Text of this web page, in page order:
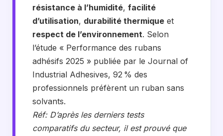
résistance à l’humidité, facilité
d’utilisation, durabilité thermique et
respect de l’environnement. Selon
l’étude « Performance des rubans
adhésifs 2025 » publiée par le Journal of
Industrial Adhesives, 92 % des
professionnels préfèrent un ruban sans
solvants.
Réf: D’après les derniers tests
comparatifs du secteur, il est prouvé que